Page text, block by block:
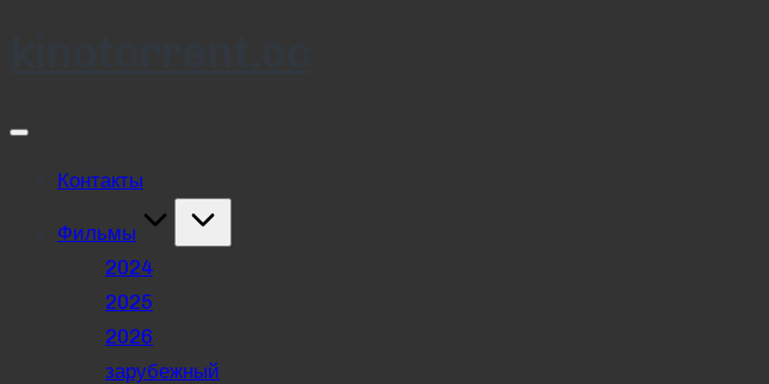
Контакты
Фильмы
2024
2025
2026
зарубежный